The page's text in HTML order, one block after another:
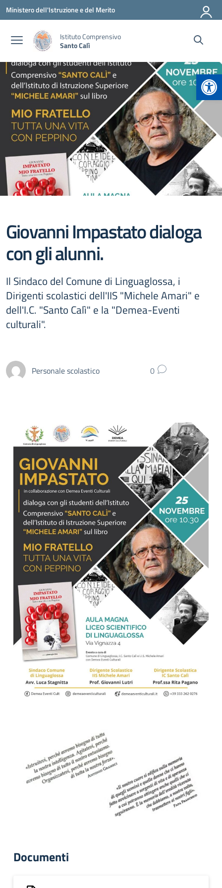
Vai ai contenuti
Vai al menu di navigazione
Vai al footer
Ministero dell'Istruzione e del Merito
Istituto Comprensivo
Santo Calì
Giovanni Impastato dialoga
con gli alunni.
Il Sindaco del Comune di Linguaglossa, i
Dirigenti scolastici dell'IIS "Michele Amari" e
dell'I.C. "Santo Calì" e la "Demea-Eventi
culturali".
Personale scolastico 0
Documenti